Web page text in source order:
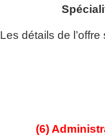
Les détails de
(6)